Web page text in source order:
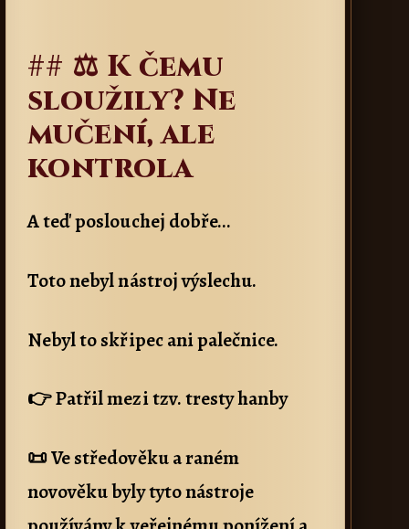
## ⚖️ K čemu
sloužily? Ne
mučení, ale
kontrola
A teď poslouchej dobře…
Toto nebyl nástroj výslechu.
Nebyl to skřipec ani palečnice.
👉 Patřil mezi tzv. tresty hanby
📜 Ve středověku a raném
novověku byly tyto nástroje